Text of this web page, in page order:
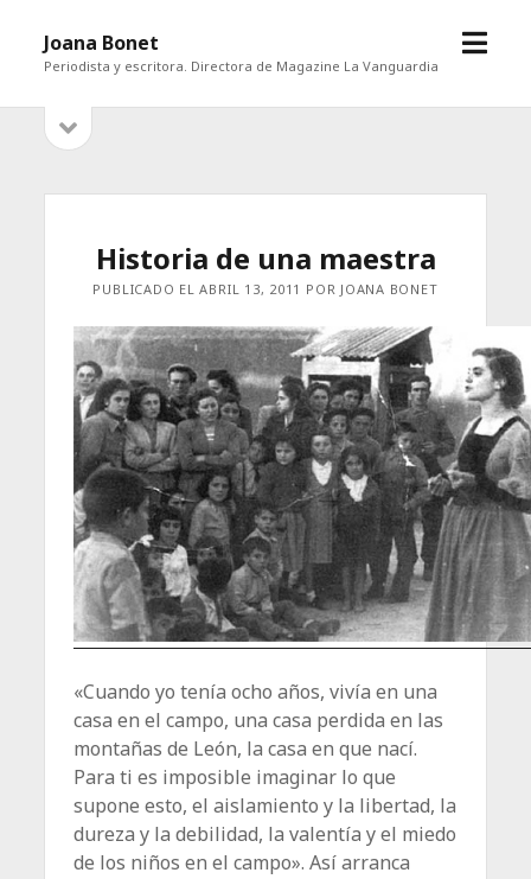
Joana Bonet
Periodista y escritora. Directora de Magazine La Vanguardia
abrir
Barrabarra
Historia de una maestra
PUBLICADO EL ABRIL 13, 2011 POR JOANA BONET
«Cuando yo tenía ocho años, vivía en una
casa en el campo, una casa perdida en las
montañas de León, la casa en que nací.
Para ti es imposible imaginar lo que
supone esto, el aislamiento y la libertad, la
dureza y la debilidad, la valentía y el miedo
de los niños en el campo». Así arranca